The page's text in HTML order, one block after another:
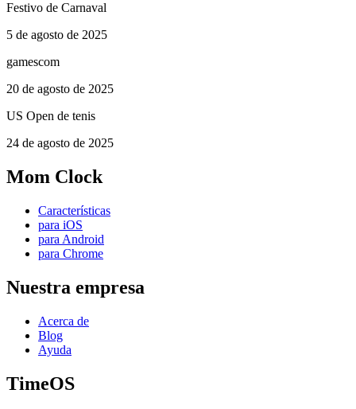
Festivo de Carnaval
5 de agosto de 2025
gamescom
20 de agosto de 2025
US Open de tenis
24 de agosto de 2025
Mom Clock
Características
para iOS
para Android
para Chrome
Nuestra empresa
Acerca de
Blog
Ayuda
TimeOS